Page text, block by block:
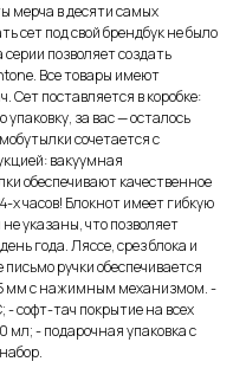
мерча в десяти самых
сет под свой брендбук не было
позволяет создать
Все товары имеют
Сет поставляется в коробке:
за вас — осталось
сочетается с
вакуумная
обеспечивают качественное
х часов! Блокнот имеет гибкую
указаны, что позволяет
года. Ляссе, срез блока и
ручки обеспечивается
мм с нажимным механизмом. -
- софт-тач покрытие на всех
мл; - подарочная упаковка с